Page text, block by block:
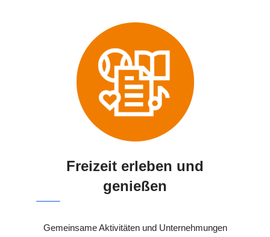
Freizeit erleben und
genießen
Gemeinsame Aktivitäten und Unternehmungen